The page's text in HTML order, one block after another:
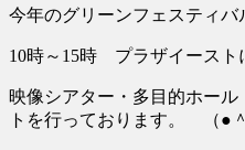
今年のグリーンフェスティバ
10時～15時 プラザイースト
映像シアター・多目的ホー
トを行っております。 （●＾